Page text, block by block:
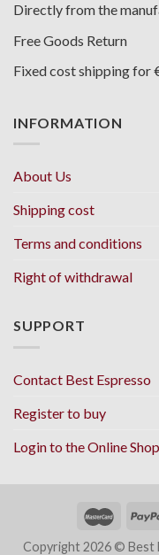
Directly from the
Free Goods Return
Fixed cost shipping for
INFORMATION
About Us
Shipping cost
Terms and conditions
Right of withdrawal
SUPPORT
Contact Best Espresso
Register to buy
Login to the Online Shop
Copyright 2026 © Best